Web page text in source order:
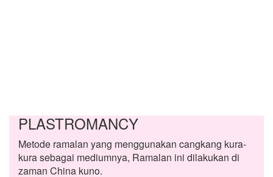
PLASTROMANCY
Metode ramalan yang menggunakan cangkang kura-
kura sebagai mediumnya, Ramalan ini dilakukan di
zaman China kuno.